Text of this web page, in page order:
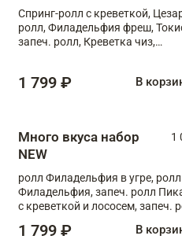
Спринг-ролл с креветкой,
ролл, Филадельфия фреш,
запеч. ролл, Креветка чиз,
1 799 ₽ В
Много вкуса набор
NEW
1
ролл Филадельфия в угре, ролл
Филадельфия, запеч. ролл
с креветкой и лососем, запеч.
1 799 ₽ В